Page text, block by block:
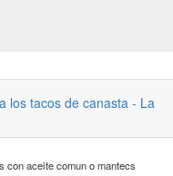
los tacos de canasta - La
con aceite comun o mantecs